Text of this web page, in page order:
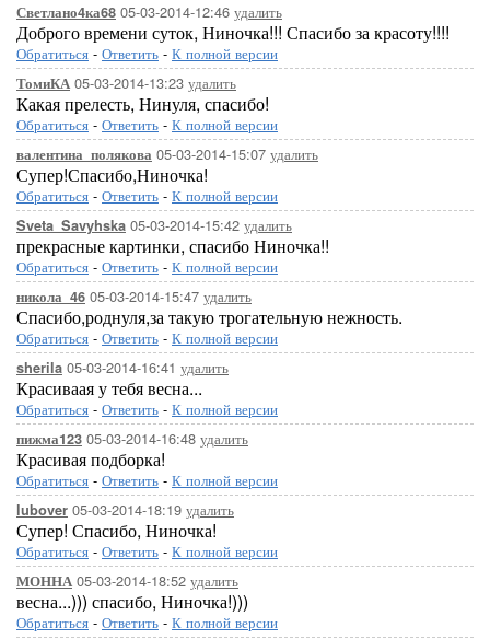
Светлано4ка68 05-03-2014-12:46 удалить
Доброго времени суток, Ниночка!!! Спасибо за красоту!!!!
Обратиться - Ответить - К полной версии
ТомиКА 05-03-2014-13:23 удалить
Какая прелесть, Нинуля, спасибо!
Обратиться - Ответить - К полной версии
валентина_полякова 05-03-2014-15:07 удалить
Супер!Спасибо,Ниночка!
Обратиться - Ответить - К полной версии
Sveta_Savyhska 05-03-2014-15:42 удалить
прекрасные картинки, спасибо Ниночка!!
Обратиться - Ответить - К полной версии
никола_46 05-03-2014-15:47 удалить
Спасибо,роднуля,за такую трогательную нежность.
Обратиться - Ответить - К полной версии
sherila 05-03-2014-16:41 удалить
Красиваая у тебя весна...
Обратиться - Ответить - К полной версии
пижма123 05-03-2014-16:48 удалить
Красивая подборка!
Обратиться - Ответить - К полной версии
lubover 05-03-2014-18:19 удалить
Супер! Спасибо, Ниночка!
Обратиться - Ответить - К полной версии
МОННА 05-03-2014-18:52 удалить
весна...))) спасибо, Ниночка!)))
Обратиться - Ответить - К полной версии